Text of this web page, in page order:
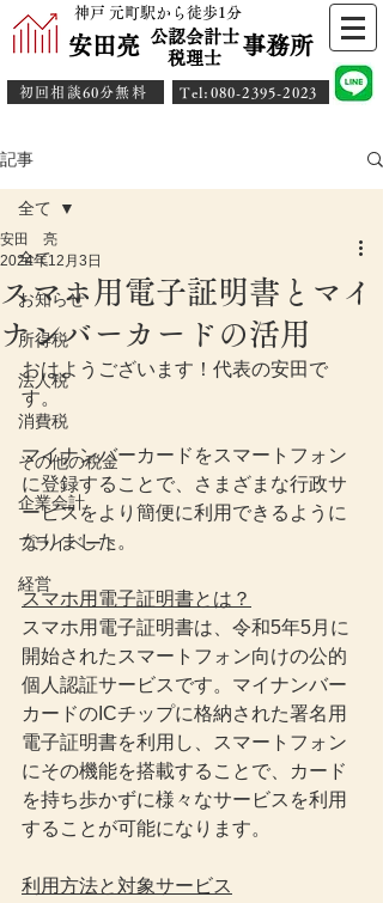
神戸 元町駅から徒歩1分
安田亮 事務所
公認会計士
​税理士
初回相談60分無料 ​Tel:080-2395-2023
記事
全て
お知らせ
所得税
法人税
消費税
その他の税金
企業会計
プライベート
経営
全て
スマホ用電子証明書とマイ
ナンバーカードの活用
安田 亮
2024年12月3日
おはようございます！代表の安田で
す。
マイナンバーカードをスマートフォン
に登録することで、さまざまな行政サ
ービスをより簡便に利用できるように
なりました。
スマホ用電子証明書とは？
スマホ用電子証明書は、令和5年5月に
開始されたスマートフォン向けの公的
個人認証サービスです。マイナンバー
カードのICチップに格納された署名用
電子証明書を利用し、スマートフォン
にその機能を搭載することで、カード
を持ち歩かずに様々なサービスを利用
することが可能になります。
利用方法と対象サービス